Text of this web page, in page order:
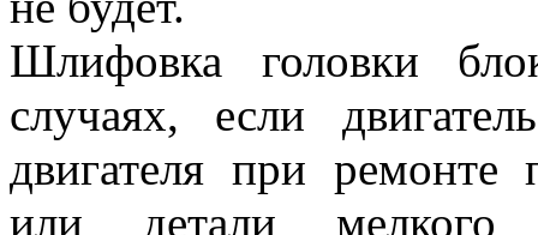
Шлифовка головки
случаях, если
двигателя при ремонте
или детали